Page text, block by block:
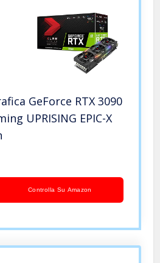
GeForce RTX 3090
UPRISING EPIC-X
Controlla Su Amazon